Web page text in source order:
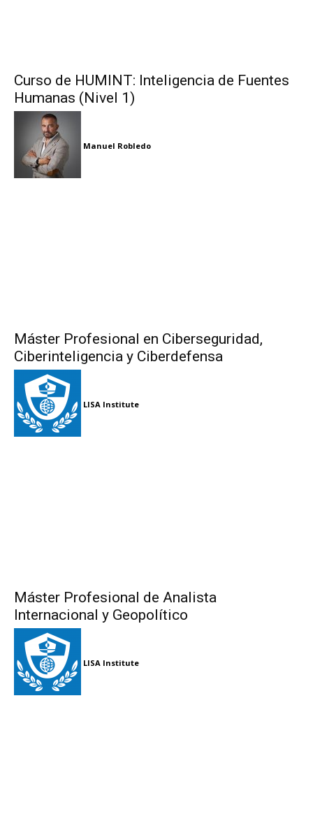
Curso de HUMINT: Inteligencia de Fuentes
Humanas (Nivel 1)
Manuel Robledo
Máster Profesional en Ciberseguridad,
Ciberinteligencia y Ciberdefensa
LISA Institute
Máster Profesional de Analista
Internacional y Geopolítico
LISA Institute